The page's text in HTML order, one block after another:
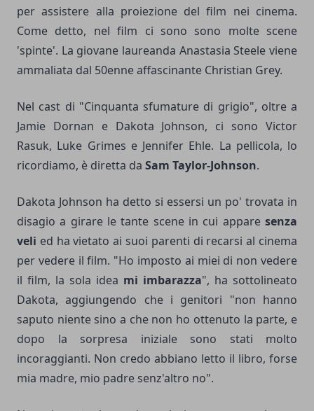
per assistere alla proiezione del film nei cinema.
Come detto, nel film ci sono sono molte scene
'spinte'. La giovane laureanda Anastasia Steele viene
ammaliata dal 50enne affascinante Christian Grey.
Nel cast di "Cinquanta sfumature di grigio", oltre a
Jamie Dornan e Dakota Johnson, ci sono Victor
Rasuk, Luke Grimes e Jennifer Ehle. La pellicola, lo
ricordiamo, è diretta da Sam Taylor-Johnson.
Dakota Johnson ha detto si essersi un po' trovata in
disagio a girare le tante scene in cui appare senza
veli ed ha vietato ai suoi parenti di recarsi al cinema
per vedere il film. "Ho imposto ai miei di non vedere
il film, la sola idea mi imbarazza", ha sottolineato
Dakota, aggiungendo che i genitori "non hanno
saputo niente sino a che non ho ottenuto la parte, e
dopo la sorpresa iniziale sono stati molto
incoraggianti. Non credo abbiano letto il libro, forse
mia madre, mio padre senz'altro no".